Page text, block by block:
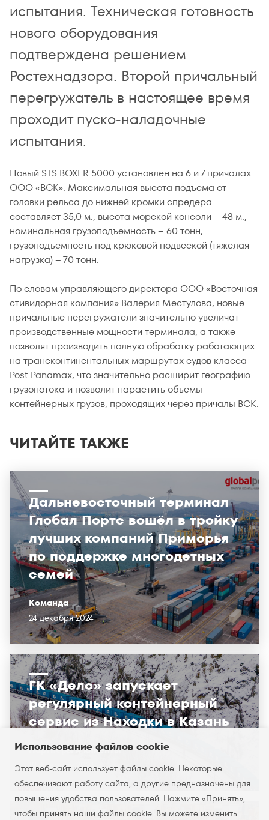
испытания. Техническая готовность
нового оборудования
подтверждена решением
Ростехнадзора. Второй причальный
перегружатель в настоящее время
проходит пуско-наладочные
испытания.
Новый STS BOXER 5000 установлен на 6 и 7 причалах
ООО «ВСК». Максимальная высота подъема от
головки рельса до нижней кромки спредера
составляет 35,0 м., высота морской консоли – 48 м.,
номинальная грузоподъемность – 60 тонн,
грузоподъемность под крюковой подвеской (тяжелая
нагрузка) – 70 тонн.
По словам управляющего директора ООО «Восточная
стивидорная компания» Валерия Местулова, новые
причальные перегружатели значительно увеличат
производственные мощности терминала, а также
позволят производить полную обработку работающих
на трансконтинентальных маршрутах судов класса
Post Panamax, что значительно расширит географию
грузопотока и позволит нарастить объемы
контейнерных грузов, проходящих через причалы ВСК.
ЧИТАЙТЕ ТАКЖЕ
Дальневосточный терминал
Глобал Портс вошёл в тройку
лучших компаний Приморья
по поддержке многодетных
семей
Команда
24 декабря 2024
ГК «Дело» запускает
регулярный контейнерный
сервис из Находки в Казань
Партнёры и клиенты
19 февраля 2024
Использование файлов cookie
Этот веб-сайт использует файлы cookie. Некоторые
обеспечивают работу сайта, а другие предназначены для
повышения удобства пользователей. Нажмите «Принять»,
чтобы принять наши файлы cookie. Вы можете изменить